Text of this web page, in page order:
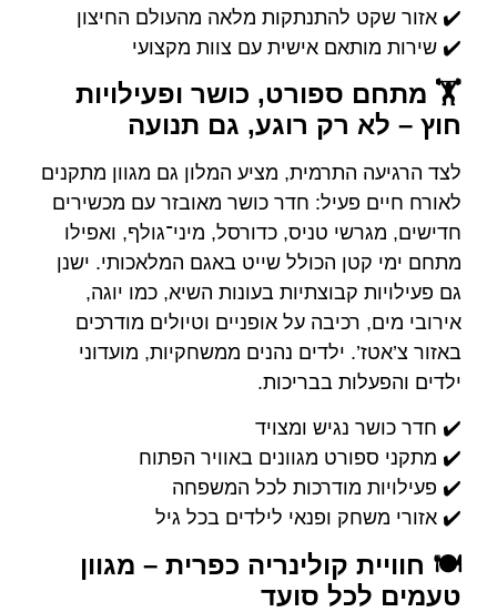
✔️ אזור שקט להתנתקות מלאה מהעולם החיצון
✔️ שירות מותאם אישית עם צוות מקצועי
🏋️ מתחם ספורט, כושר ופעילויות
חוץ – לא רק רוגע, גם תנועה
לצד הרגיעה התרמית, מציע המלון גם מגוון מתקנים
לאורח חיים פעיל: חדר כושר מאובזר עם מכשירים
חדישים, מגרשי טניס, כדורסל, מיני־גולף, ואפילו
מתחם ימי קטן הכולל שייט באגם המלאכותי. ישנן
גם פעילויות קבוצתיות בעונות השיא, כמו יוגה,
אירובי מים, רכיבה על אופניים וטיולים מודרכים
באזור צ’אטז’. ילדים נהנים ממשחקיות, מועדוני
ילדים והפעלות בבריכות.
✔️ חדר כושר נגיש ומצויד
✔️ מתקני ספורט מגוונים באוויר הפתוח
✔️ פעילויות מודרכות לכל המשפחה
✔️ אזורי משחק ופנאי לילדים בכל גיל
🍽️ חוויית קולינריה כפרית – מגוון
טעמים לכל סועד